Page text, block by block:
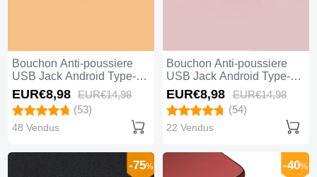
Bouchon Anti-poussiere
USB Jack Android Type-C
Universel Argent
EUR€8,98 EUR€14,98
(53)
48 Vendus
Bouchon Anti-poussiere
USB Jack Android Type-C
Universel Or Rose
EUR€8,98 EUR€14,98
(54)
22 Vendus
-75% -40%